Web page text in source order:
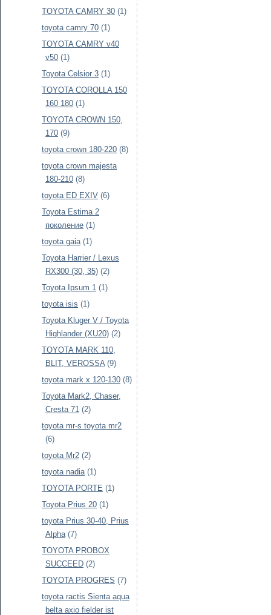
TOYOTA CAMRY 30 (1)
toyota camry 70 (1)
TOYOTA CAMRY v40
v50 (1)
Toyota Celsior 3 (1)
TOYOTA COROLLA 150
160 180 (1)
TOYOTA CROWN 150,
170 (9)
toyota crown 180-220 (8)
toyota crown majesta
180-210 (8)
toyota ED EXIV (6)
Toyota Estima 2
поколение (1)
toyota gaia (1)
Toyota Harrier / Lexus
RX300 (30, 35) (2)
Toyota Ipsum 1 (1)
toyota isis (1)
Toyota Kluger V / Toyota
Highlander (XU20) (2)
TOYOTA MARK 110,
BLIT, VEROSSA (9)
toyota mark x 120-130 (8)
Toyota Mark2, Chaser,
Cresta 71 (2)
toyota mr-s toyota mr2
(6)
toyota Mr2 (2)
toyota nadia (1)
TOYOTA PORTE (1)
Toyota Prius 20 (1)
toyota Prius 30-40, Prius
Alpha (7)
TOYOTA PROBOX
SUCCEED (2)
TOYOTA PROGRES (7)
toyota ractis Sienta aqua
belta axio fielder ist